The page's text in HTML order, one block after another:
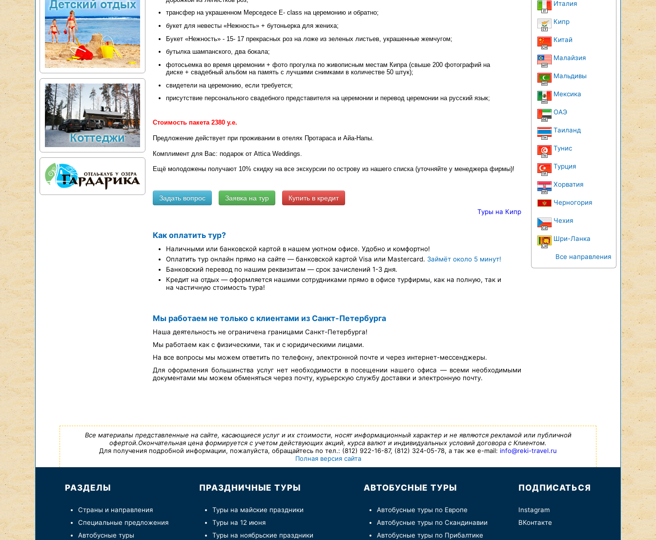
трансфер на украшенном Мерседесе E- class на церемонию и обратно;
букет для невесты «Нежность» + бутоньерка для жениха;
Букет «Нежность» - 15- 17 прекрасных роз на ложе из зеленых листьев, украшенные жемчугом;
бутылка шампанского, два бокала;
фотосьемка во время церемонии + фото прогулка по живописным местам Кипра (свыше 200 фотографий на
диске + свадебный альбом на память с лучшими снимками в количестве 50 штук);
свидетели на церемонию, если требуется;
присутствие персонального свадебного представителя на церемонии и перевод церемонии на русский язык;
Стоимость пакета 2380 у.е.
Предложение действует при проживании в отелях Протараса и Айа-Напы.
Комплимент для Вас: подарок от Attica Weddings.
Ещё молодожены получают 10% скидку на все экскурсии по острову из нашего списка (уточняйте у менеджера фирмы)!
Купить в кредит
Туры на Кипр
Как оплатить тур?
Наличными или банковской картой в нашем уютном офисе. Удобно и комфортно!
Оплатить тур онлайн прямо на сайте — банковской картой Visa или Mastercard. Займёт около 5 минут!
Банковский перевод по нашим реквизитам — срок зачислений 1-3 дня.
Кредит на отдых — оформляется нашими сотрудниками прямо в офисе турфирмы, как на полную, так и
на частичную стоимость тура!
Мы работаем не только с клиентами из Санкт-Петербурга
Наша деятельность не ограничена границами Санкт-Петербурга!
Мы работаем как с физическими, так и с юридическими лицами.
На все вопросы мы можем ответить по телефону, электронной почте и через интернет-мессенджеры.
Для оформления большинства услуг нет необходимости в посещении нашего офиса — всеми необходимыми
документами мы можем обменяться через почту, курьерскую службу доставки и электронную почту.
Италия
Кипр
Китай
Малайзия
Мальдивы
Мексика
ОАЭ
Таиланд
Тунис
Турция
Хорватия
Черногория
Чехия
Шри-Ланка
Все направления
Все материалы представленные на сайте, касающиеся услуг и их стоимости, носят информационный характер и не являются рекламой или публичной
офертой.Окончательная цена формируется с учетом действующих акций, курса валют и индивидуальных условий договора с Клиентом.
Для получения подробной информации, пожалуйста, обращайтесь по тел.: (812) 922-16-87, (812) 324-05-78, а так же e-mail: info@reki-travel.ru
Полная версия сайта
РАЗДЕЛЫ
Страны и направления
Специальные предложения
Автобусные туры
ПРАЗДНИЧНЫЕ ТУРЫ
Туры на майские праздники
Туры на 12 июня
Туры на ноябрьские праздники
АВТОБУСНЫЕ ТУРЫ
Автобусные туры по Европе
Автобусные туры по Скандинавии
Автобусные туры по Прибалтике
ПОДПИСАТЬСЯ
Instagram
ВКонтакте